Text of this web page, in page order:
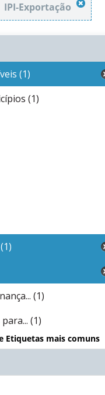
IPI-Exportação
(1)
(1)
(1)
(1)
Etiquetas mais comuns